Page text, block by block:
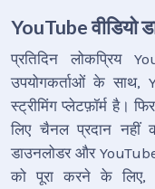
YouTube वीडियो
प्रतिदिन लोकप्रिय
उपयोगकर्ताओं के साथ,
स्ट्रीमिंग प्लेटफ़ॉर्म है।
लिए चैनल प्रदान नहीं
डाउनलोडर और
को पूरा करने के लिए,